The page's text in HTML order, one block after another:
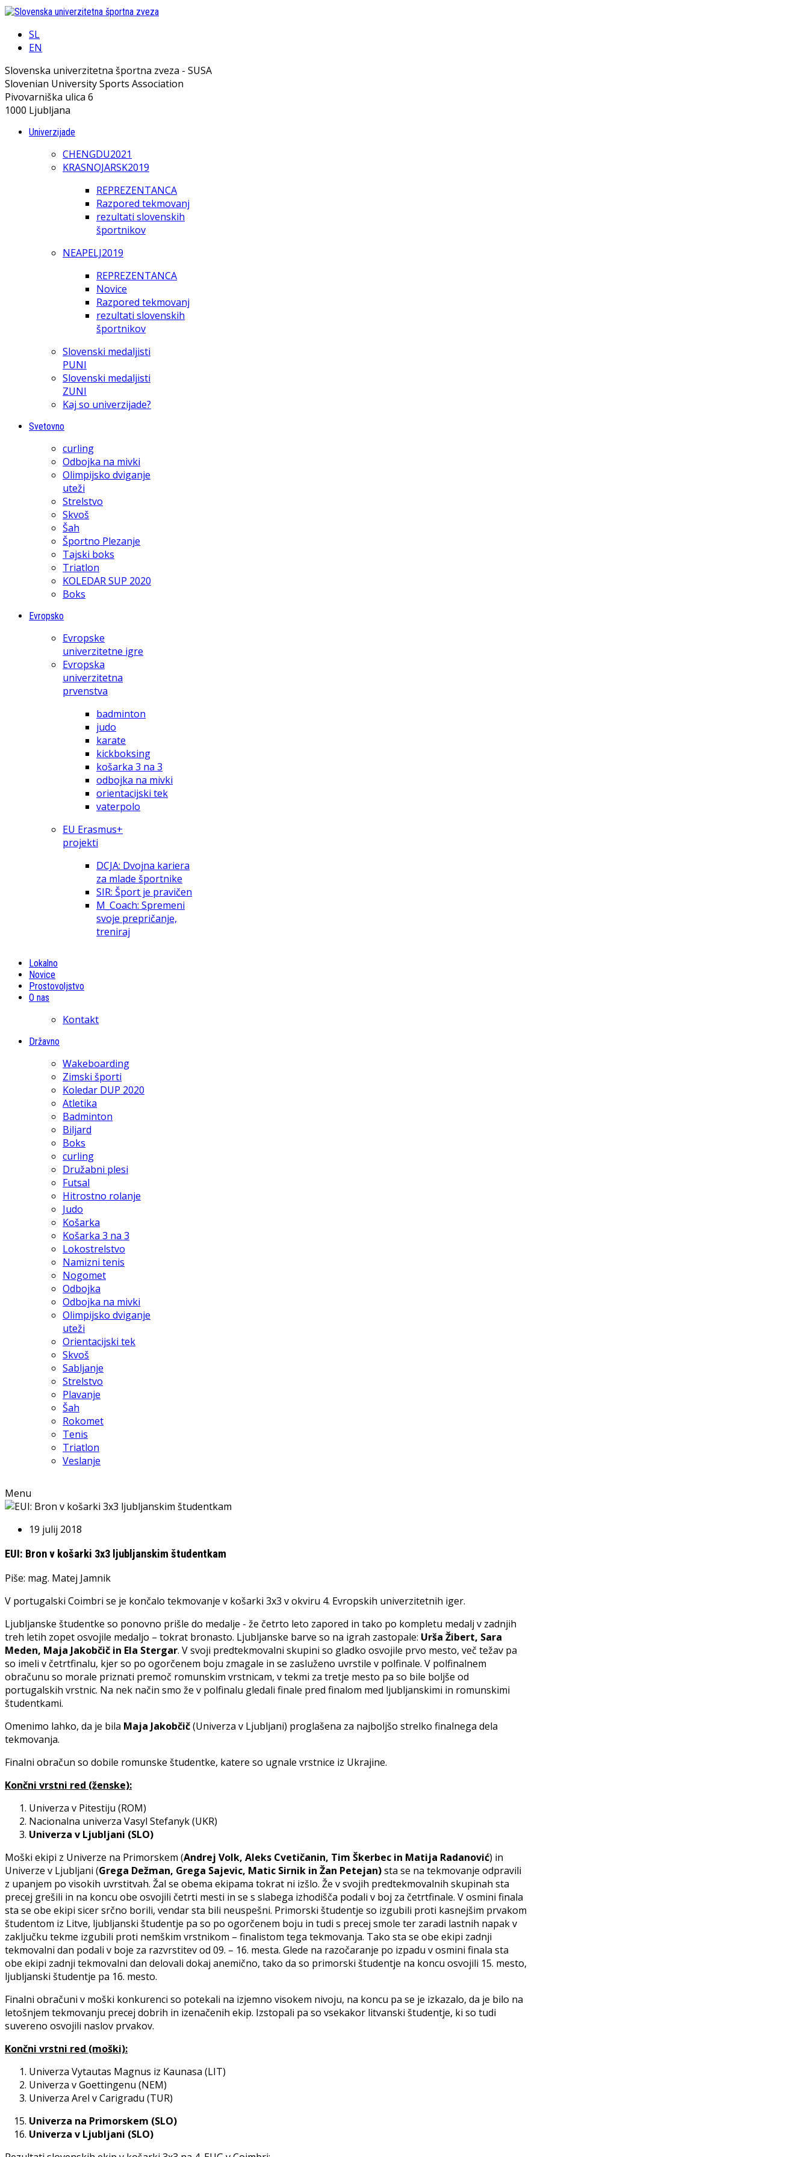
SL
EN
Slovenska univerzitetna športna zveza - SUSA
Slovenian University Sports Association
Pivovarniška ulica 6
1000 Ljubljana
Univerzijade
CHENGDU2021
KRASNOJARSK2019
REPREZENTANCA
Razpored tekmovanj
rezultati slovenskih
športnikov
NEAPELJ2019
REPREZENTANCA
Novice
Razpored tekmovanj
rezultati slovenskih
športnikov
Slovenski medaljisti
PUNI
Slovenski medaljisti
ZUNI
Kaj so univerzijade?
Svetovno
curling
Odbojka na mivki
Olimpijsko dviganje
uteži
Strelstvo
Skvoš
Šah
Športno Plezanje
Tajski boks
Triatlon
KOLEDAR SUP 2020
Boks
Evropsko
Evropske
univerzitetne igre
Evropska
univerzitetna
prvenstva
badminton
judo
karate
kickboksing
košarka 3 na 3
odbojka na mivki
orientacijski tek
vaterpolo
EU Erasmus+
projekti
DCJA: Dvojna kariera
za mlade športnike
SIR: Šport je pravičen
M_Coach: Spremeni
svoje prepričanje,
treniraj
Lokalno
Novice
Prostovoljstvo
O nas
Kontakt
Državno
Wakeboarding
Zimski športi
Koledar DUP 2020
Atletika
Badminton
Biljard
Boks
curling
Družabni plesi
Futsal
Hitrostno rolanje
Judo
Košarka
Košarka 3 na 3
Lokostrelstvo
Namizni tenis
Nogomet
Odbojka
Odbojka na mivki
Olimpijsko dviganje
uteži
Orientacijski tek
Skvoš
Sabljanje
Strelstvo
Plavanje
Šah
Rokomet
Tenis
Triatlon
Veslanje
Menu
19 julij 2018
EUI: Bron v košarki 3x3 ljubljanskim študentkam
Piše: mag. Matej Jamnik
V portugalski Coimbri se je končalo tekmovanje v košarki 3x3 v okviru 4. Evropskih univerzitetnih iger.
Ljubljanske študentke so ponovno prišle do medalje - že četrto leto zapored in tako po kompletu medalj v zadnjih
treh letih zopet osvojile medaljo – tokrat bronasto. Ljubljanske barve so na igrah zastopale: Urša Žibert, Sara
Meden, Maja Jakobčič in Ela Stergar. V svoji predtekmovalni skupini so gladko osvojile prvo mesto, več težav pa
so imeli v četrtfinalu, kjer so po ogorčenem boju zmagale in se zasluženo uvrstile v polfinale. V polfinalnem
obračunu so morale priznati premoč romunskim vrstnicam, v tekmi za tretje mesto pa so bile boljše od
portugalskih vrstnic. Na nek način smo že v polfinalu gledali finale pred finalom med ljubljanskimi in romunskimi
študentkami.
Omenimo lahko, da je bila Maja Jakobčič(Univerza v Ljubljani) proglašena za najboljšo strelko finalnega dela
tekmovanja.
Finalni obračun so dobile romunske študentke, katere so ugnale vrstnice iz Ukrajine.
Končni vrstni red (ženske):
Univerza v Pitestiju (ROM)
Nacionalna univerza Vasyl Stefanyk (UKR)
Univerza v Ljubljani (SLO)
Moški ekipi z Univerze na Primorskem (Andrej Volk, Aleks Cvetičanin, Tim Škerbec in Matija Radanović) in
Univerze v Ljubljani (Grega Dežman, Grega Sajevic, Matic Sirnik in Žan Petejan)sta se na tekmovanje odpravili
z upanjem po visokih uvrstitvah. Žal se obema ekipama tokrat ni izšlo. Že v svojih predtekmovalnih skupinah sta
precej grešili in na koncu obe osvojili četrti mesti in se s slabega izhodišča podali v boj za četrtfinale. V osmini finala
sta se obe ekipi sicer srčno borili, vendar sta bili neuspešni. Primorski študentje so izgubili proti kasnejšim prvakom
študentom iz Litve, ljubljanski študentje pa so po ogorčenem boju in tudi s precej smole ter zaradi lastnih napak v
zaključku tekme izgubili proti nemškim vrstnikom – finalistom tega tekmovanja. Tako sta se obe ekipi zadnji
tekmovalni dan podali v boje za razvrstitev od 09. – 16. mesta. Glede na razočaranje po izpadu v osmini finala sta
obe ekipi zadnji tekmovalni dan delovali dokaj anemično, tako da so primorski študentje na koncu osvojili 15. mesto,
ljubljanski študentje pa 16. mesto.
Finalni obračuni v moški konkurenci so potekali na izjemno visokem nivoju, na koncu pa se je izkazalo, da je bilo na
letošnjem tekmovanju precej dobrih in izenačenih ekip. Izstopali pa so vsekakor litvanski študentje, ki so tudi
suvereno osvojili naslov prvakov.
Končni vrstni red (moški):
Univerza Vytautas Magnus iz Kaunasa (LIT)
Univerza v Goettingenu (NEM)
Univerza Arel v Carigradu (TUR)
Univerza na Primorskem (SLO)
Univerza v Ljubljani (SLO)